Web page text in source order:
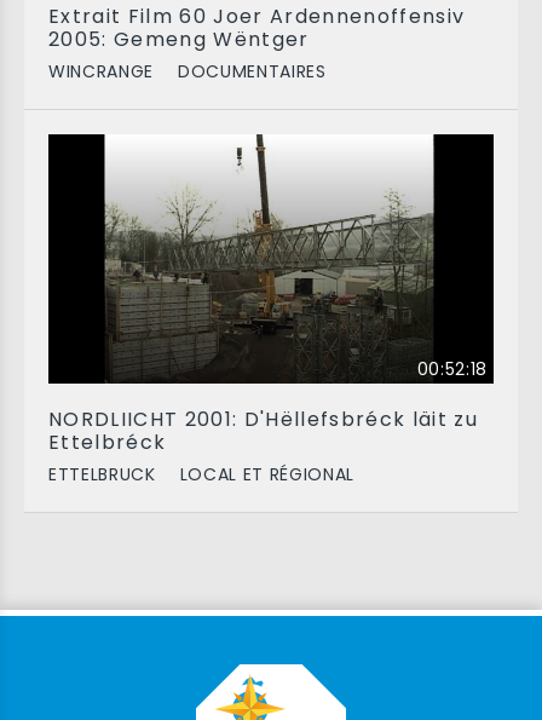
Extrait Film 60 Joer Ardennenoffensiv
2005: Gemeng Wëntger
WINCRANGE DOCUMENTAIRES
00:52:18
NORDLIICHT 2001: D'Hëllefsbréck läit zu
Ettelbréck
ETTELBRUCK LOCAL ET RÉGIONAL